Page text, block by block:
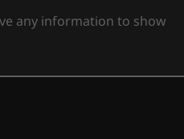
4090 Laptop GPU, 16GB
Clock
(2 x 16GB 6000MHz)
메모리 저장 장치 디
any information to show